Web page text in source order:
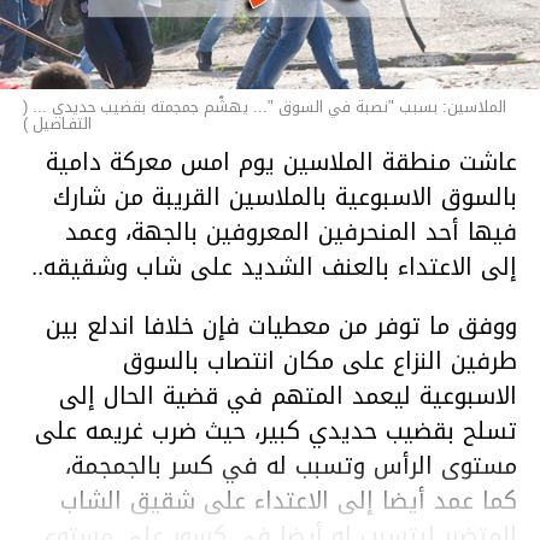
الملاسين: بسبب "نصبة في السوق "... يهشّم جمجمته بقضيب حديدي ... (
التفـاصيل )
عاشت منطقة الملاسين يوم امس معركة دامية
بالسوق الاسبوعية بالملاسين القريبة من شارك
فيها أحد المنحرفين المعروفين بالجهة، وعمد
إلى الاعتداء بالعنف الشديد على شاب وشقيقه..
ووفق ما توفر من معطيات فإن خلافا اندلع بين
طرفين النزاع على مكان انتصاب بالسوق
الاسبوعية ليعمد المتهم في قضية الحال إلى
تسلح بقضيب حديدي كبير، حيث ضرب غريمه على
مستوى الرأس وتسبب له في كسر بالجمجمة،
كما عمد أيضا إلى الاعتداء على شقيق الشاب